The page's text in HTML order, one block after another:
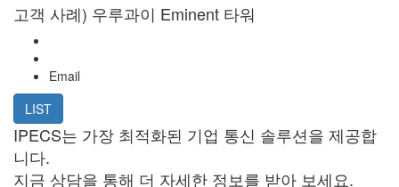
고객 사례) 우루과이 Eminent 타워
Email
LIST
IPECS는 가장 최적화된 기업 통신 솔루션을 제공합
니다.
지금 상담을 통해 더 자세한 정보를 받아 보세요.